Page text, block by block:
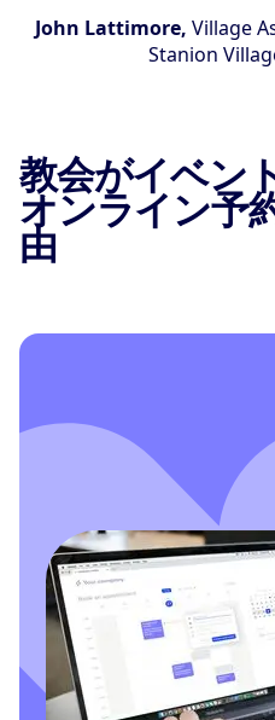
John Lattimore, Village
Stanion
教会がイベン
オンライン予
由